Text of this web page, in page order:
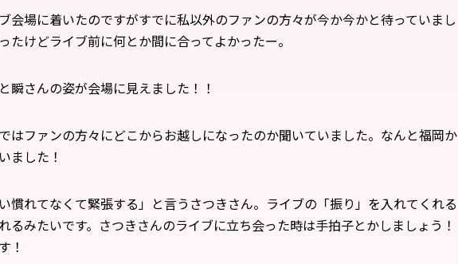
会場に着いたのですがすでに私以外のファンの方々が今か今かと待っていまし
たけどライブ前に何とか間に合ってよかったー。
瞬さんの姿が会場に見えました！！
はファンの方々にどこからお越しになったのか聞いていました。なんと福岡か
ました！
慣れてなくて緊張する」と言うさつきさん。ライブの「振り」を入れてくれる
るみたいです。さつきさんのライブに立ち会った時は手拍子とかしましょう！
！